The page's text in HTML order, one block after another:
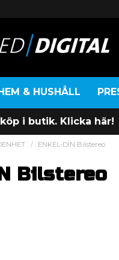
& HUSHÅLL
i butik. Klicka här!
ENKEL-DIN Bilstereo
Bilstereo